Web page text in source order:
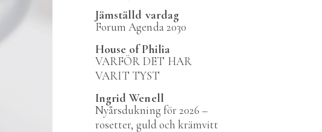
Jämställd vardag
Forum Agenda 2030
House of Philia
VARFÖR DET HAR
VARIT TYST
Ingrid Wenell
Nyårsdukning för 2026 –
rosetter, guld och krämvitt